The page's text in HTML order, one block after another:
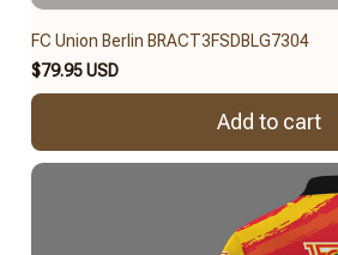
FC Union Berlin BRACT3FSDBLG7304
$79.95 USD
Add to cart